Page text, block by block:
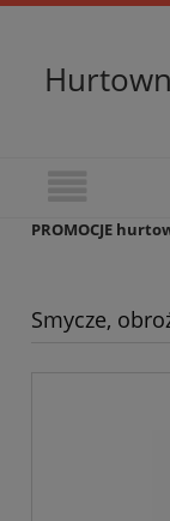
PROMOCJE
Smycze,